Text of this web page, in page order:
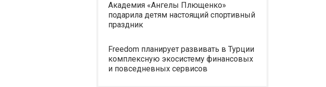
Академия «Ангелы Плющенко»
подарила детям настоящий спортивный
праздник
Freedom планирует развивать в Турции
комплексную экосистему финансовых
и повседневных сервисов